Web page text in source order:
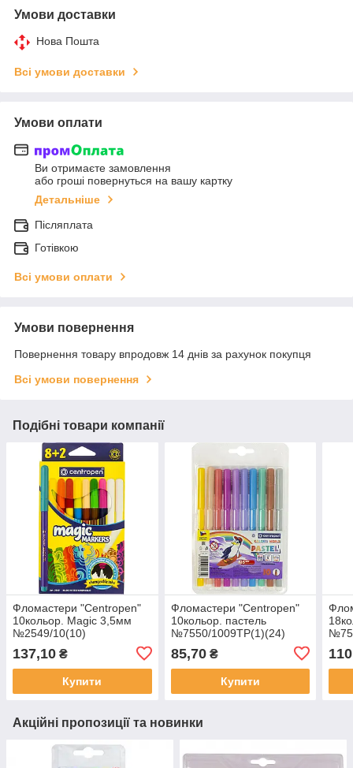
Умови доставки
Нова Пошта
Всі умови доставки
Умови оплати
Ви отримаєте замовлення
або гроші повернуться на вашу картку
Детальніше
Післяплата
Готівкою
Всі умови оплати
Умови повернення
Повернення товару впродовж 14 днів за рахунок покупця
Всі умови повернення
Подібні товари компанії
Фломастери "Centropen"
10кольор. Magic 3,5мм
№2549/10(10)
137,10 ₴
Купити
Фломастери "Centropen"
10кольор. пастель
№7550/1009TP(1)(24)
85,70₴
Купити
Акційні пропозиції та новинки